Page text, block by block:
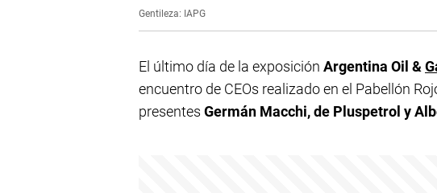
Gentileza: IAPG
El último día de la exposición Argentina Oil &
encuentro de CEOs realizado en el Pabellón
presentes Germán Macchi, de Pluspetrol y